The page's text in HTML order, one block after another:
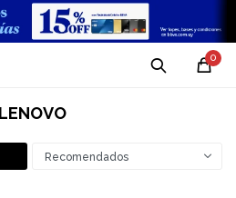
0
LENOVO
Recomendados